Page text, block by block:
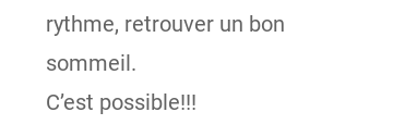
rythme, retrouver un bon
sommeil.
C’est possible!!!